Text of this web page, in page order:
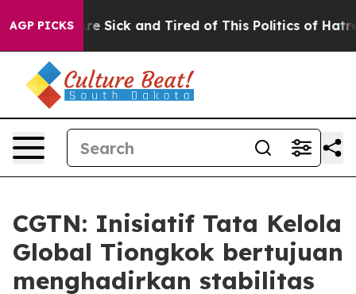
AGP PICKSAre Sick and Tired of This Politics of Hatred”
CGTN: Inisiatif Tata Kelola
Global Tiongkok bertujuan
menghadirkan stabilitas